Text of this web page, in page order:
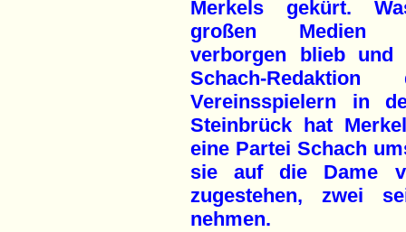
Merkels gekürt.
großen Medien
verborgen blieb und
Schach-
Vereinsspielern in
Steinbrück hat
eine Partei Schach
sie auf die Dame
zugestehen, zwei
nehmen.